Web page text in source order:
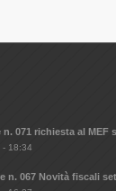
n. 071 richiesta al
- 18:34
n. 067 Novità fiscali